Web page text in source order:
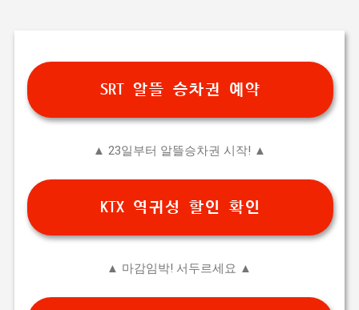
SRT 알뜰 승차권 예약
▲ 23일부터 알뜰승차권 시작! ▲
KTX 역귀성 할인 확인
▲ 마감임박! 서두르세요 ▲